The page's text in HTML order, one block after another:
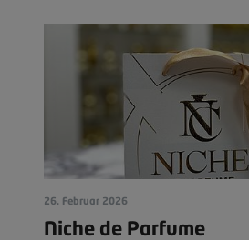
26. Februar 2026
Niche de Parfume